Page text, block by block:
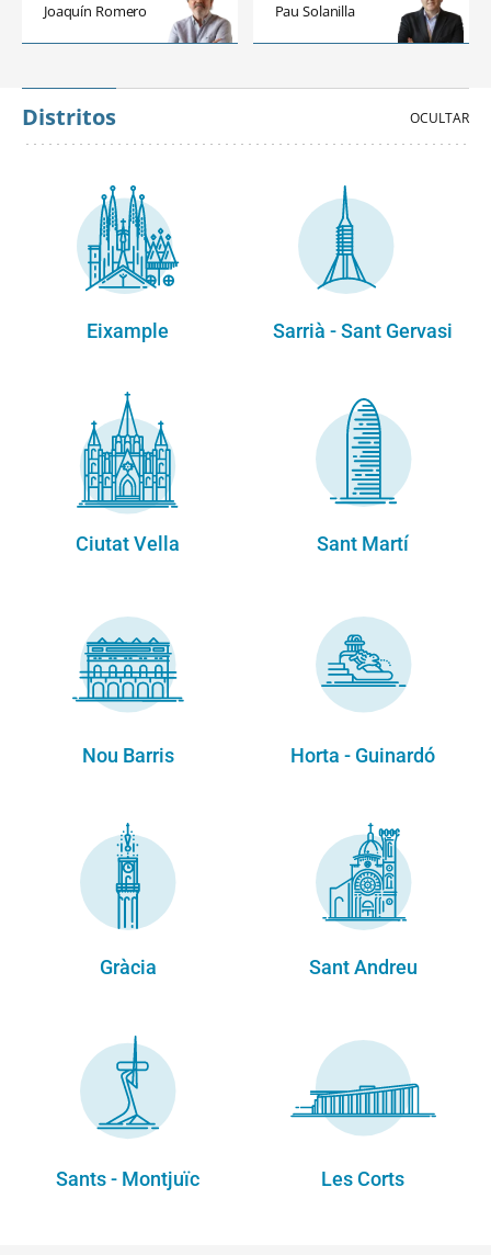
Joaquín Romero Pau Solanilla
Distritos
Eixample Sarrià - Sant Gervasi
Ciutat Vella Sant Martí
Nou Barris Horta - Guinardó
Gràcia Sant Andreu
Sants - Montjuïc Les Corts